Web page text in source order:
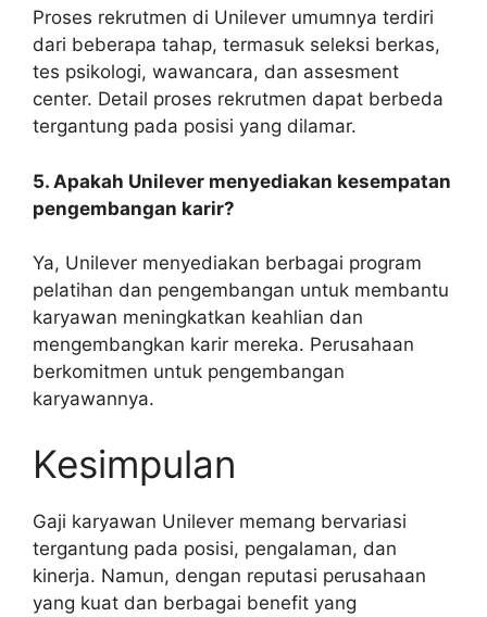
Proses rekrutmen di Unilever umumnya terdiri
dari beberapa tahap, termasuk seleksi berkas,
tes psikologi, wawancara, dan assesment
center. Detail proses rekrutmen dapat berbeda
tergantung pada posisi yang dilamar.
5. Apakah Unilever menyediakan kesempatan
pengembangan karir?
Ya, Unilever menyediakan berbagai program
pelatihan dan pengembangan untuk membantu
karyawan meningkatkan keahlian dan
mengembangkan karir mereka. Perusahaan
berkomitmen untuk pengembangan
karyawannya.
Kesimpulan
Gaji karyawan Unilever memang bervariasi
tergantung pada posisi, pengalaman, dan
kinerja. Namun, dengan reputasi perusahaan
yang kuat dan berbagai benefit yang